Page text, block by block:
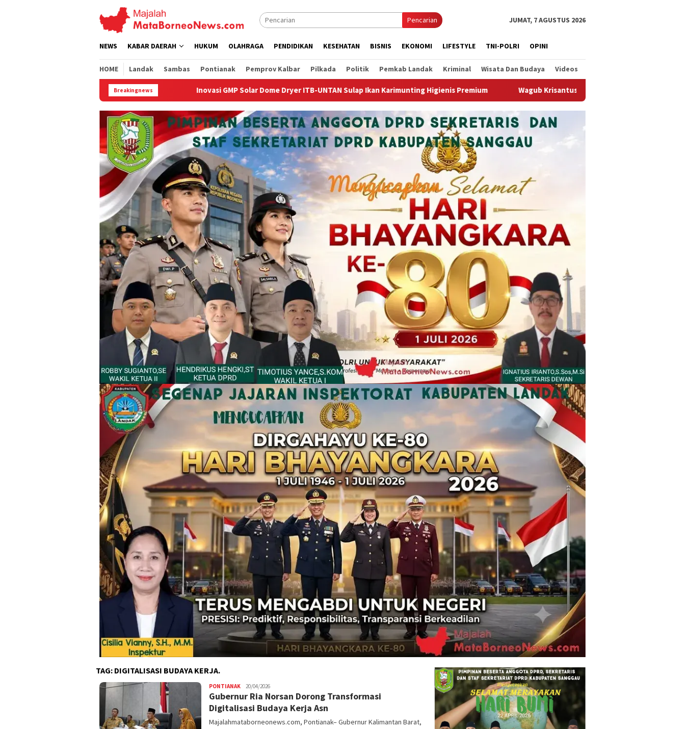
Pencarian JUMAT, 7 AGUSTUS 2026
NEWS KABAR DAERAH HUKUM OLAHRAGA PENDIDIKAN KESEHATAN BISNIS EKONOMI LIFESTYLE TNI-POLRI OPINI
HOME Landak Sambas Pontianak Pemprov Kalbar Pilkada Politik Pemkab Landak Kriminal Wisata Dan Budaya Videos
Breakingnews
Inovasi GMP Solar Dome Dryer ITB-UNTAN Sulap Ikan Karimunting Higienis Premium Wagub Krisantus Kedatangan Kepala Staf Kepresidenan, Tegaskan
TAG: DIGITALISASI BUDAYA KERJA.
PONTIANAK alvinrpk75
rifangga
20/04/2026
Gubernur Ria Norsan Dorong Transformasi
Digitalisasi Budaya Kerja Asn
Majalahmataborneonews.com, Pontianak– Gubernur Kalimantan Barat,